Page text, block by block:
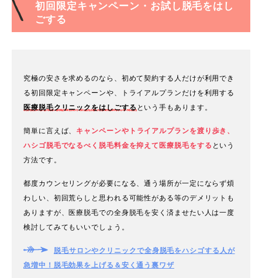
初回限定キャンペーン・お試し脱毛をはし
ごする
究極の安さを求めるのなら、初めて契約する人だけが利用でき
る初回限定キャンペーンや、トライアルプランだけを利用する
医療脱毛クリニックをはしごするという手もあります。
簡単に言えば、 キャンペーンやトライアルプランを渡り歩き、
ハシゴ脱毛でなるべく脱毛料金を抑えて医療脱毛をする という
方法です。
都度カウンセリングが必要になる、通う場所が一定にならず煩
わしい、初回荒らしと思われる可能性がある等のデメリットも
ありますが、医療脱毛での全身脱毛を安く済ませたい人は一度
検討してみてもいいでしょう。
脱毛サロンやクリニックで全身脱毛をハシゴする人が
急増中！脱毛効果を上げる＆安く通う裏ワザ